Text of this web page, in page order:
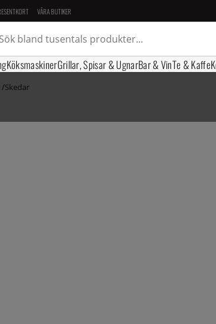
VÅRA BUTIKER
KöksmaskinerGrillar, Spisar & UgnarBar & VinTe & Kaffe
Skedar